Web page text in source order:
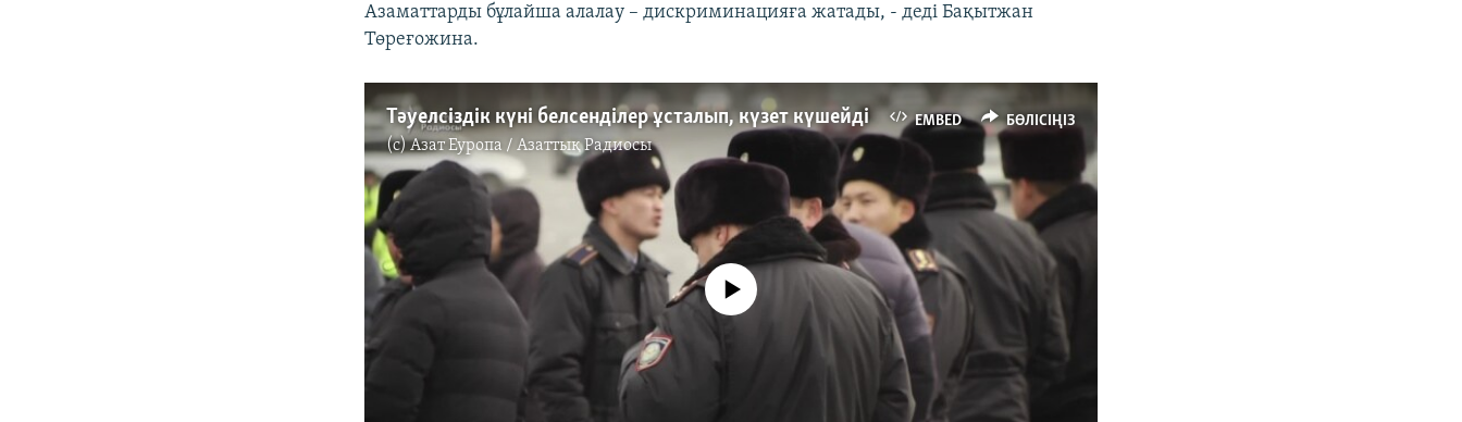
Азаматтарды бұлайша алалау – дискриминацияға жатады, - деді Бақытжан
Төреғожина.
EMBED БӨЛІСІҢІЗ
Тәуелсіздік күні белсенділер ұсталып, күзет күшейді
(c)Азат Еуропа / Азаттық Радиосы
No media source currently available